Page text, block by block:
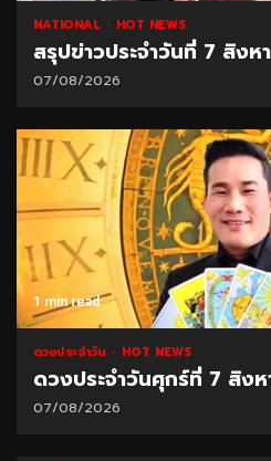
NATIONAL HOT NEWS
สรุปข่าวประจำวันที่ 7 สิง
07/08/2026
1 min read
ดวงประจำวัน HOT NEWS
ดวงประจำวันศุกร์ที่ 7 สิง
07/08/2026